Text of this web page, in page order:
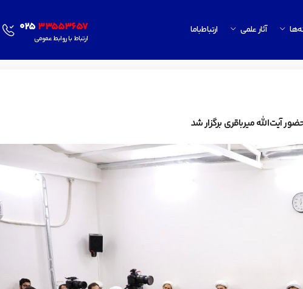
آثار علمی ارتباط‌باما 02533553657
ارتباط با روابط عمومی
آیت‌الله میرباقری برگزار شد